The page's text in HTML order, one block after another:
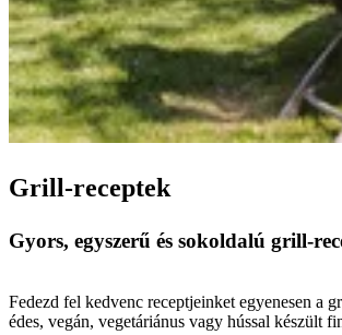
Grill-receptek
Gyors, egyszerű és sokoldalú grill-
Fedezd fel kedvenc receptjeinket egyenesen a
édes, vegán, vegetáriánus vagy hússal készült